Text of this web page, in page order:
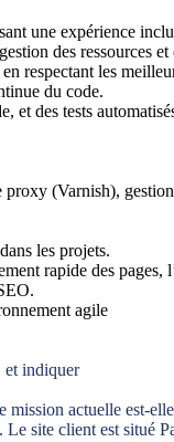
une expérience
des ressources
respectant les
du code.
et des tests
(Varnish), gestion
les projets.
rapide des pages,
agile
indiquer
actuelle est-
site client est situé